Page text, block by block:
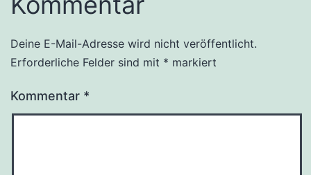
Deine E-Mail-Adresse wird nicht veröffentlicht.
Erforderliche Felder sind mit * markiert
Kommentar *